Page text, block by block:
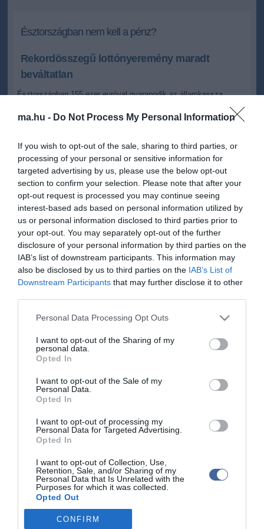
ma.hu - Do Not Process My Personal Information
If you wish to opt-out of the sale, sharing to third parties, or
processing of your personal or sensitive information for
targeted advertising by us, please use the below opt-out
section to confirm your selection. Please note that after your
opt-out request is processed you may continue seeing
interest-based ads based on personal information utilized by
us or personal information disclosed to third parties prior to
your opt-out. You may separately opt-out of the further
disclosure of your personal information by third parties on the
IAB’s list of downstream participants. This information may
also be disclosed by us to third parties on the IAB’s List of
Downstream Participants that may further disclose it to other
Please note that this website/app uses one or more Google
not limited to your visit or usage behaviour. You may click to
grant or deny consent to Google and its third-party tags to
use your data for below specified purposes in below Google
consent section.
Personal Data Processing Opt Outs
I want to opt-out of the Sharing of my
personal data.
Opted In
I want to opt-out of the Sale of my
Personal Data.
Opted In
I want to opt-out of processing my
Personal Data for Targeted Advertising.
Opted In
I want to opt-out of Collection, Use,
Retention, Sale, and/or Sharing of my
Personal Data that Is Unrelated with the
Purposes for which it was collected.
Opted Out
Google consents
CONFIRM
Észtországban nem kell a pénz?
Rekordösszegű lottónyeremény maradt
beváltatlan
Észtországban 155 ezer euróval gyarapodik az államkassza,
lottónyereményért.
2012.11.15 07:29
MTI
+ -
A nyertes szelvények
beváltására három hónap áll rendelkezésre a kis baltikumi
országban, a 43 millió forintnak megfelelő augusztusi
nyereményért azonban mindeddig senki sem jelentkezett az észt
médiában többször is elhangzott felhívás ellenére.
Észtország történetének eddigi legnagyobb beváltatlan
lottónyereménye előbb az Eesti Loto lottótársasághoz kerül, és
csak később folyik be az államkasszához.
hogy nem jelentkeztek nagy összegű nyereményért: 2008
Kapcsolódó írások:
Szabadságra rabolta magát, de lebukott
Csapássorozat sújtja a kanadai lottónyertest
Lottót nyertek válás után - most még azon is osztozhatnak
Csalással vádolják: milliókat nyert, de segélyeket sírt ki
A zivatar miatt lettek milliárdosok